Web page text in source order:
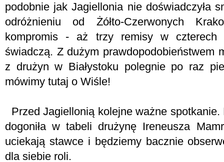
podobnie jak Jagiellonia nie doświadczyła
odróżnieniu od Żółto-Czerwonych
kompromis - aż trzy remisy w czterech
świadczą. Z dużym prawdopodobieństwem
z drużyn w Białystoku polegnie po raz
mówimy tutaj o Wiśle!
Przed Jagiellonią kolejne ważne spotkanie.
dogoniła w tabeli drużynę Ireneusza
uciekają stawce i będziemy bacznie
dla siebie roli.